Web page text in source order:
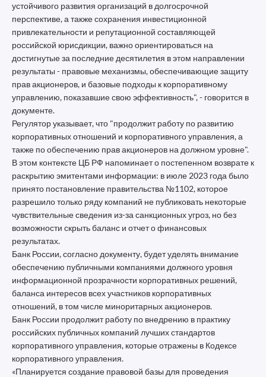
устойчивого развития организаций в долгосрочной
перспективе, а также сохранения инвестиционной
привлекательности и репутационной составляющей
российской юрисдикции, важно ориентироваться на
достигнутые за последние десятилетия в этом направлении
результаты - правовые механизмы, обеспечивающие защиту
прав акционеров, и базовые подходы к корпоративному
управлению, показавшие свою эффективность", - говорится в
документе.
Регулятор указывает, что "продолжит работу по развитию
корпоративных отношений и корпоративного управления, а
также по обеспечению прав акционеров на должном уровне".
В этом контексте ЦБ РФ напоминает о постепенном возврате к
раскрытию эмитентами информации: в июле 2023 года было
принято постановление правительства №1102, которое
разрешило только ряду компаний не публиковать некоторые
чувствительные сведения из-за санкционных угроз, но без
возможности скрыть баланс и отчет о финансовых
результатах.
Банк России, согласно документу, будет уделять внимание
обеспечению публичными компаниями должного уровня
информационной прозрачности корпоративных решений,
баланса интересов всех участников корпоративных
отношений, в том числе миноритарных акционеров.
Банк России продолжит работу по внедрению в практику
российских публичных компаний лучших стандартов
корпоративного управления, которые отражены в Кодексе
корпоративного управления.
«Планируется создание правовой базы для проведения